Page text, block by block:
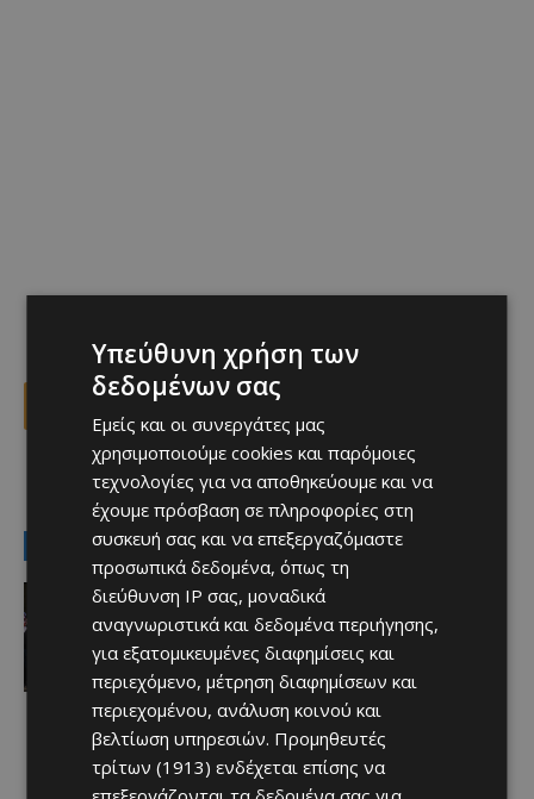
#Κύπρο eurovision
LATEST NEWS
Επικαιρότητα
Το “ασεβές” σορτσάκι του Φειδία
Afentiko - 09/08/2026
Υπεύθυνη χρήση των
δεδομένων σας
Εμείς και οι συνεργάτες μας
χρησιμοποιούμε cookies και παρόμοιες
τεχνολογίες για να αποθηκεύουμε και να
έχουμε πρόσβαση σε πληροφορίες στη
συσκευή σας και να επεξεργαζόμαστε
προσωπικά δεδομένα, όπως τη
διεύθυνση IP σας, μοναδικά
αναγνωριστικά και δεδομένα περιήγησης,
για εξατομικευμένες διαφημίσεις και
περιεχόμενο, μέτρηση διαφημίσεων και
περιεχομένου, ανάλυση κοινού και
βελτίωση υπηρεσιών. Προμηθευτές
τρίτων (1913) ενδέχεται επίσης να